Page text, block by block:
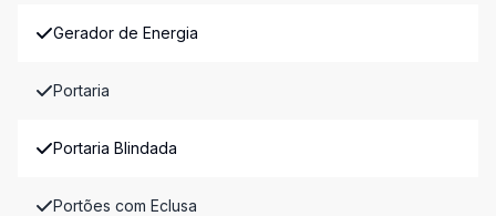
Gerador de Energia
Portaria
Portaria Blindada
Portões com Eclusa